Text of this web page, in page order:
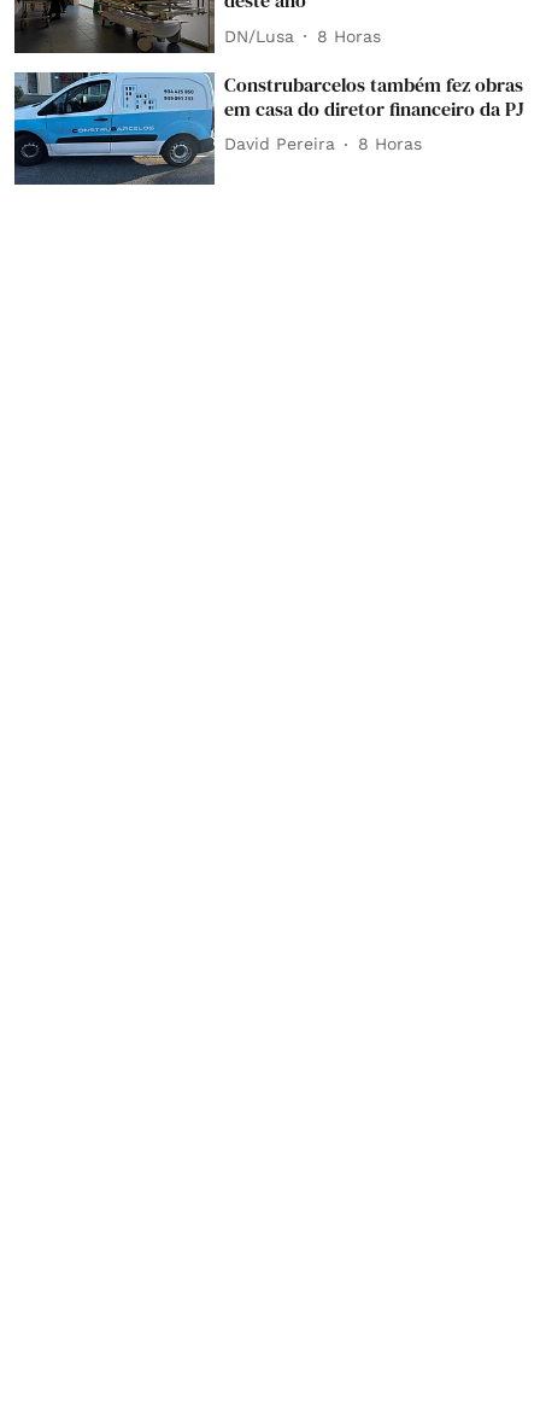
DN/Lusa 8 Horas
Construbarcelos também fez obras
em casa do diretor financeiro da PJ
David Pereira 8 Horas